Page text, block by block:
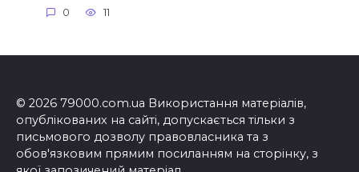
0 11
© 2026 79000.com.ua Використання матеріалів,
опублікованих на сайті, допускається тільки з
письмового дозволу правовласника та з
обов'язковим прямим посиланням на сторінку, з